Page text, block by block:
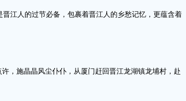
江人的过节必备，包裹着晋江人的乡愁记忆，更蕴含着
，施晶晶风尘仆仆，从厦门赶回晋江龙湖镇龙埔村，赴